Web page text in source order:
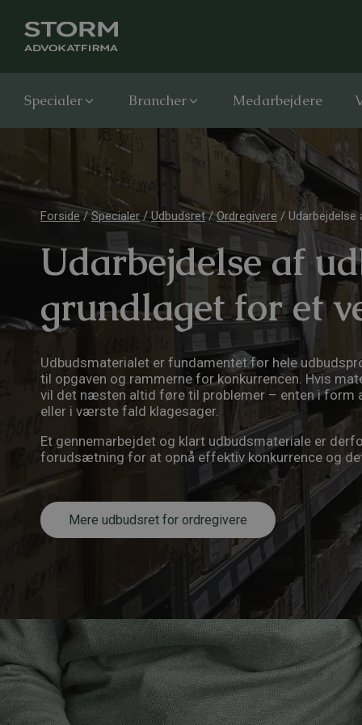
Specialer Brancher Medarbejdere
Forside/Specialer/Udbudsret/Ordregivere / Udarbejdelse
Udarbejdelse af
grundlaget for et
Udbudsmaterialet er fundamentet for hele
til opgaven og rammerne for konkurrencen. Hvis
vil det næsten altid føre til problemer – enten i form
eller i værste fald klagesager.
Et gennemarbejdet og klart udbudsmateriale er
forudsætning for at opnå effektiv konkurrence og
Mere udbudsret for ordregivere